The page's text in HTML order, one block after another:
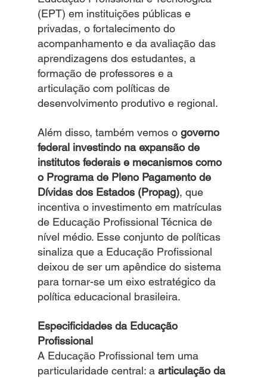
(EPT) em instituições públicas e
privadas, o fortalecimento do
acompanhamento e da avaliação das
aprendizagens dos estudantes, a
formação de professores e a
articulação com políticas de
desenvolvimento produtivo e regional.
Além disso, também vemos o governo
federal investindo na expansão de
institutos federais e mecanismos como
o Programa de Pleno Pagamento de
Dívidas dos Estados (Propag), que
incentiva o investimento em matrículas
de Educação Profissional Técnica de
nível médio. Esse conjunto de políticas
sinaliza que a Educação Profissional
deixou de ser um apêndice do sistema
para tornar-se um eixo estratégico da
política educacional brasileira.
Especificidades da Educação
Profissional
A Educação Profissional tem uma
particularidade central: a articulação da